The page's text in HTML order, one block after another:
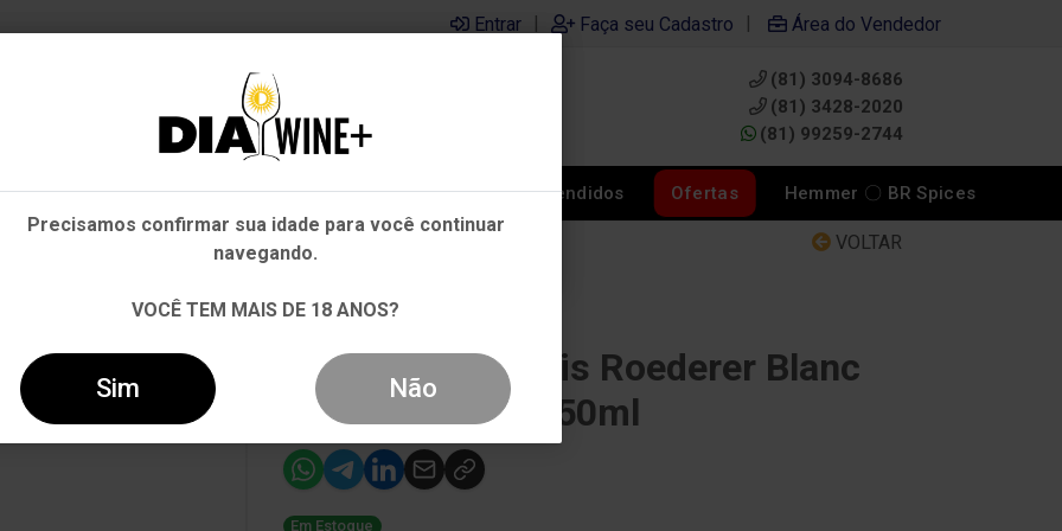
Entrar | Faça seu Cadastro | Área do Vendedor
(81) 3094-8686
(81) 3428-2020
(81) 99259-2744
Cervejas Kits Departamentos Mais Vendidos Ofertas Hemmer 〇 BR Spices
VOLTAR
LOUIS ROEDERER BLANC DE BLANC 2015 750ML
-16%
Champagne Louis Roederer Blanc
de Blanc 2015 750ml
Em Estoque
Em que Estado você está?
Pernambuco
Outros Estados
Precisamos confirmar sua idade para você continuar
navegando.
VOCÊ TEM MAIS DE 18 ANOS?
Sim Não